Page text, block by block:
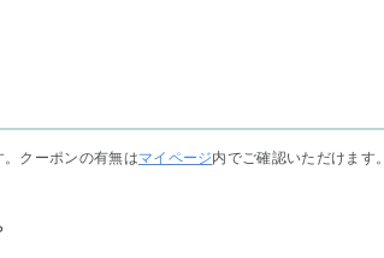
クーポンの有無はマイページ内でご確認いただけます。